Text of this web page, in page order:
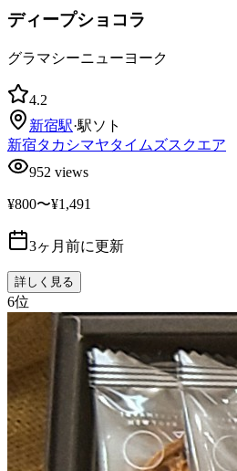
ディープショコラ
グラマシーニューヨーク
4.2
新宿駅·駅ソト
新宿タカシマヤタイムズスクエア
952 views
¥800〜¥1,491
3ヶ月前に更新
詳しく見る
6位